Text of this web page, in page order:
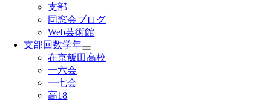
支部
同窓会ブログ
Web芸術館
支部回数学年
在京飯田高校
一六会
一七会
高18